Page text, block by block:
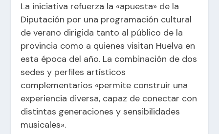
La iniciativa refuerza la «apuesta» de la
Diputación por una programación cultural
de verano dirigida tanto al público de la
provincia como a quienes visitan Huelva en
esta época del año. La combinación de dos
sedes y perfiles artísticos
complementarios «permite construir una
experiencia diversa, capaz de conectar con
distintas generaciones y sensibilidades
musicales».